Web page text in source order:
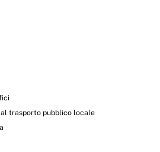
trasporto pubblico locale